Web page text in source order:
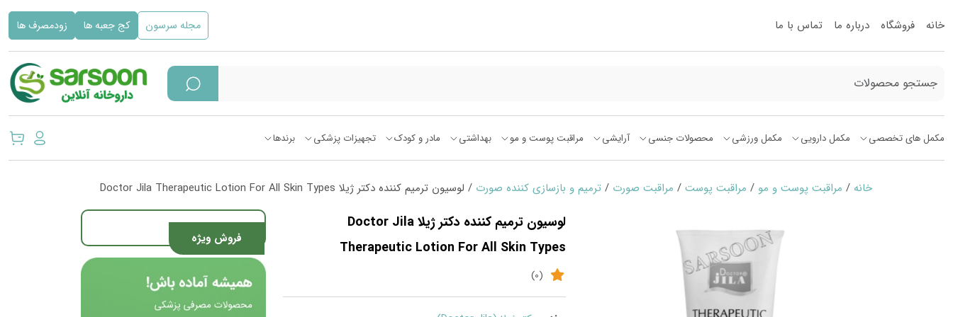
خانه فروشگاه درباره ما تماس با ما مجله سرسون کج جعبه ها زودمصرف ها
مکمل های تخصصی مکمل دارویی مکمل ورزشی محصولات جنسی آرایشی مراقبت پوست و مو بهداشتی مادر و کودک تجهیزات پزشکی برندها
خانه / مراقبت پوست و مو / مراقبت پوست / مراقبت صورت / ترمیم و بازسازی کننده صورت / لوسیون ترمیم کننده دکتر ژیلا Doctor Jila Therapeutic Lotion For All Skin Types
فروش ویژه
لوسیون ترمیم کننده دکتر ژیلا Doctor Jila
Therapeutic Lotion For All Skin Types
(0)